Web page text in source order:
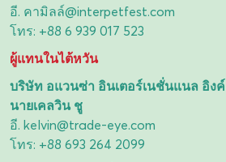
อี. คามิลล์@interpetfest.com
โทร: +88 6 939 017 523
ผู้แทนในไต้หวัน
บริษัท อแวนซ่า อินเตอร์เนชั่นแนล อิงค์
นายเคลวิน ชู
อี. kelvin@trade-eye.com
โทร: +88 693 264 2099